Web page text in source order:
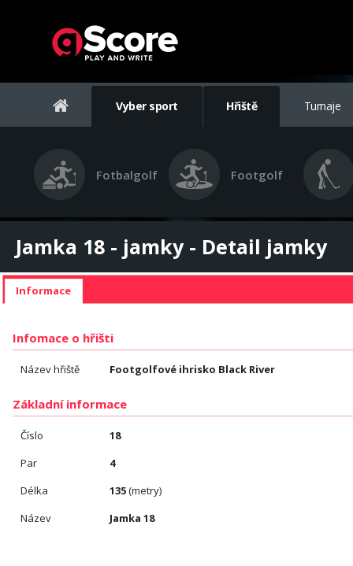
Vyber sport Hřiště Turnaje
Fotbalgolf Footgolf
Jamka 18 - jamky - Detail jamky
Informace
Infomace o hřišti
Název hřiště Footgolfové ihrisko Black River
Základní informace
Číslo
18
Par
4
Délka
135(metry)
Název
Jamka 18